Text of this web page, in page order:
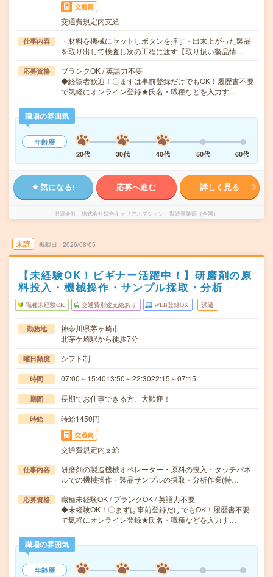
交通費
交通費規定内支給
仕事内容
・材料を機械にセットしボタンを押す・出来上がった製品
を取り出して検査し次の工程に渡す【取り扱い製品情…
応募資格
ブランクOK / 英語力不要
◆経験者歓迎！〇まずは事前登録だけでもOK！履歴書不要
で気軽にオンライン登録★氏名・職種などを入力す…
職場の雰囲気
年齢層
20代
30代 40代 50代 60代
気になる! 応募へ進む 詳しく見る
派遣会社 株式会社綜合キャリアオプション 製造事業部（全国）
未読 掲載日 2026/08/05
【未経験OK！ビギナー活躍中！】研磨剤の原
料投入・機械操作・サンプル採取・分析
職種未経験OK 交通費別途支給あり WEB登録OK 派遣
勤務地
神奈川県茅ヶ崎市
北茅ケ崎駅から徒歩7分
曜日頻度 シフト制
時間 07:00～15:4013:50～22:3022:15～07:15
期間 長期でお仕事できる方、大歓迎！
時給 時給1450円
交通費
交通費規定内支給
仕事内容
研磨剤の製造機械オペレーター・原料の投入・タッチパネ
ルでの機械操作・製品サンプルの採取・分析作業(特…
応募資格
職種未経験OK / ブランクOK / 英語力不要
◆未経験OK！〇まずは事前登録だけでもOK！履歴書不要
で気軽にオンライン登録★氏名・職種などを入力す…
職場の雰囲気
年齢層